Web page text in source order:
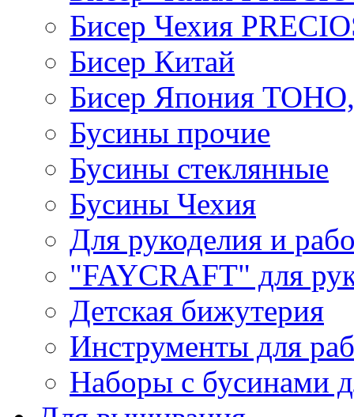
Бисер Чехия
Бисер Китай
Бисер Япония
Бусины прочие
Бусины стеклянные
Бусины Чехия
Для рукоделия и
"FAYCRAFT" для
Детская бижутерия
Инструменты для
Наборы с бусинами